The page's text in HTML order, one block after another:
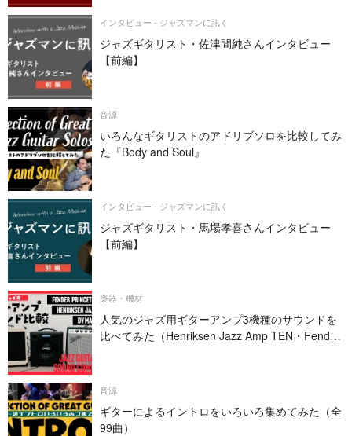
インタビュー - ジャズマンに訊く
ジャズギタリスト・佐津間純さんインタビュー
【前編】
音源
いろんなギタリストのアドリブソロを比較してみ
た『Body and Soul』
インタビュー - ジャズマンに訊く
ジャズギタリスト・馬場孝喜さんインタビュー
【前編】
楽器・機材
人気のジャズ用ギターアンプ3機種のサウンドを
比べてみた（Henriksen Jazz Amp TEN・Fender
音源
ギターによるイントロをいろいろ集めてみた（全
99曲）